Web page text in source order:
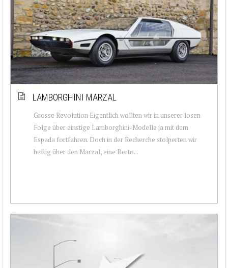
LAMBORGHINI MARZAL
Grosse Revolution Eigentlich wollten wir in unserer losen
Folge über einstige Lamborghini-Modelle ja mit dem
Espada fortfahren. Doch in der Recherche stolperten wir
heftig über den Marzal, eine Berto...